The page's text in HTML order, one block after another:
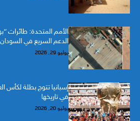
الأمم المتحدة: طائرات
الدعم السريع في السودان
يوليو 29, 2026
في تاريخها
يوليو 20, 2026